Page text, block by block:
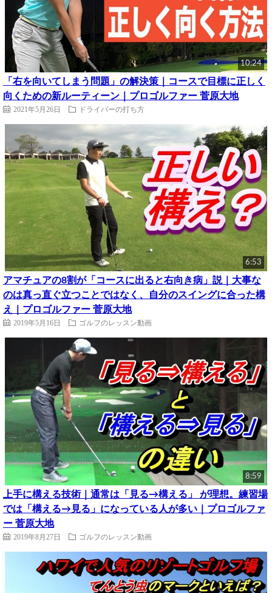
10:24
「右を向いてしまう問題」の解決策｜コースで目標に正しく
向くための新ルーティーン｜プロゴルファー 菅原大地
2021年5月26日 ドライバーの打ち方
6:53
アマチュアの8割が「コースに出ると右向き病」説｜大事な
のは真っ直ぐ立つことではなく、自分のスイングに合った構
え｜プロゴルファー 菅原大地
2019年5月16日 ゴルフのレッスン動画
8:59
上手に構える技術｜通常は「見る→構える」 が理想。練習場
では「構える→見る」になっている人が多い｜プロゴルファ
ー 菅原大地
2019年8月27日 ゴルフのレッスン動画